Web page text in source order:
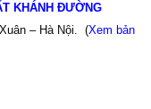
KHÁNH ĐƯỜNG
– Hà Nội. (Xem bản